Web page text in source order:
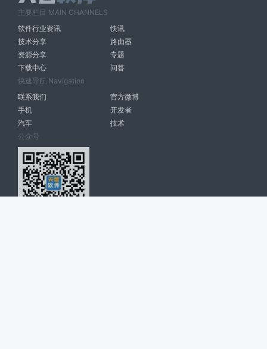
主要栏目 MAIN CHANNELS
软件行业资讯
快讯
技术分享
路由器
资源分享
专题
下载中心
问答
快速导航 Navigation
联系我们
官方微博
手机
开发者
汽车
技术
公众号